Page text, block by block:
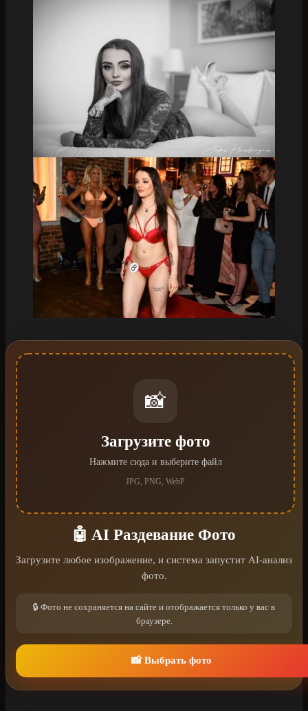
📸
Загрузите фото
Нажмите сюда и выберите файл
JPG, PNG, WebP
🤖 AI Раздевание Фото
Загрузите любое изображение, и система запустит AI-анализ
фото.
🔒 Фото не сохраняется на сайте и отображается только у вас в
браузере.
📸 Выбрать фото